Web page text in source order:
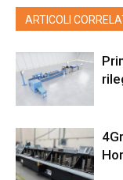
ARTICOLI